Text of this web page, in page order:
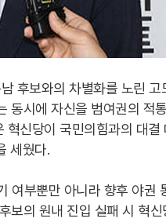
후보와의 차별화를 노린 고
동시에 자신을 범여권의 적
신당이 국민의힘과의 대결
세웠다.
여부뿐만 아니라 향후 야권
보의 원내 진입 실패 시 혁